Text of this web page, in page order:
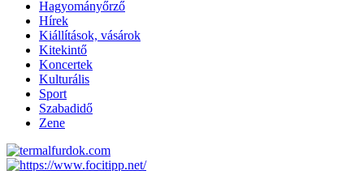
Hagyományőrző
Hírek
Kiállítások, vásárok
Kitekintő
Koncertek
Kulturális
Sport
Szabadidő
Zene